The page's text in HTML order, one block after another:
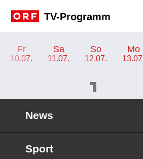
TV-Programm
Fr
10.07.
Sa
11.07.
So
12.07.
Mo
News
Sport